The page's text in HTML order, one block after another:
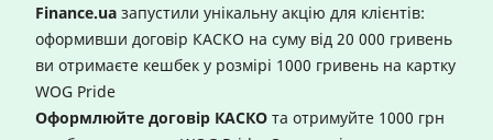
Finance.ua запустили унікальну акцію для клієнтів:
оформивши договір КАСКО на суму від 20 000 гривень
ви отримаєте кешбек у розмірі 1000 гривень на картку
WOG Pride
Оформлюйте договір КАСКО та отримуйте 1000 грн